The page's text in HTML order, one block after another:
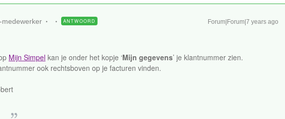
medewerker ANTWOORD Forum|Forum|7 years ago
Mijn Simpel kan je onder het kopje ‘Mijn gegevens’ je klantnummer zien.
ook rechtsboven op je facturen vinden.